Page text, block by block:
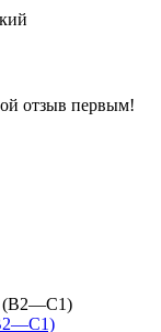
отзыв первым!